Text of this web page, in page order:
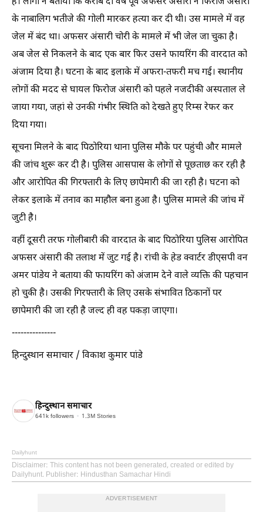
के नाबालिग भतीजे की गोली मारकर हत्या कर दी थी। उस मामले में वह
जेल में बंद था। अफसर अंसारी चोरी के मामले में भी जेल जा चुका है।
अब जेल से निकलने के बाद एक बार फिर उसने फायरिंग की वारदात को
अंजाम दिया है। घटना के बाद इलाके में अफरा-तफरी मच गई। स्थानीय
लोगों की मदद से घायल फिरोज अंसारी को पहले नजदीकी अस्पताल ले
जाया गया, जहां से उनकी गंभीर स्थिति को देखते हुए रिम्स रेफर कर
दिया गया।
सूचना मिलने के बाद पिठोरिया थाना पुलिस मौके पर पहुंची और मामले
की जांच शुरू कर दी है। पुलिस आसपास के लोगों से पूछताछ कर रही है
और आरोपित की गिरफ्तारी के लिए छापेमारी की जा रही है। घटना को
लेकर इलाके में तनाव का माहौल बना हुआ है। पुलिस मामले की जांच में
जुटी है।
वहीं दूसरी तरफ गोलीबारी की वारदात के बाद पिठोरिया पुलिस आरोपित
अफसर अंसारी की तलाश में जुट गई है। रांची के हेड क्वार्टर डीएसपी वन
अमर पांडेय ने बताया की फायरिंग को अंजाम देने वाले व्यक्ति की पहचान
हो चुकी है। उसकी गिरफ्तारी के लिए उसके संभावित ठिकानों पर
छापेमारी की जा रही है जल्द ही वह पकड़ा जाएगा।
---------------
हिन्दुस्थान समाचार / विकाश कुमार पांडे
हिन्दुस्थान समाचार
641k followers 1.3M Stories
Dailyhunt
Disclaimer: This content has not been generated, created or edited by
Dailyhunt. Publisher: Hindusthan Samachar Hindi
ADVERTISEMENT